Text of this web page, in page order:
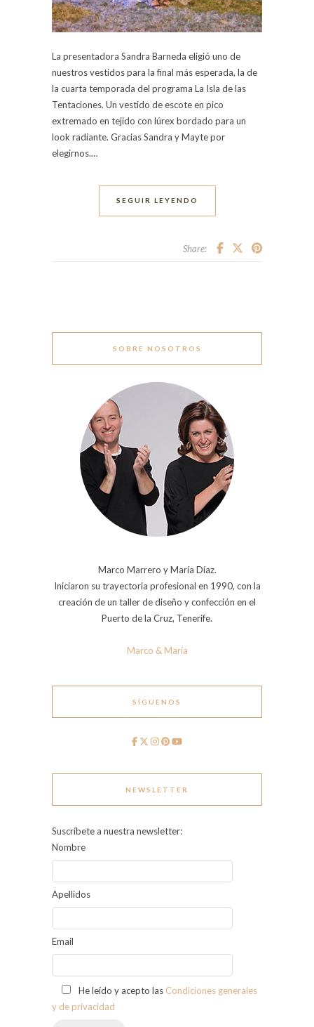
La presentadora Sandra Barneda eligió uno de
nuestros vestidos para la final más esperada, la de
la cuarta temporada del programa La Isla de las
Tentaciones. Un vestido de escote en pico
extremado en tejido con lúrex bordado para un
look radiante. Gracias Sandra y Mayte por
elegirnos.…
SEGUIR LEYENDO
Share:
SOBRE NOSOTROS
Marco Marrero y María Díaz.
Iniciaron su trayectoria profesional en 1990, con la
creación de un taller de diseño y confección en el
Puerto de la Cruz, Tenerife.
Marco & María
SÍGUENOS
NEWSLETTER
Suscríbete a nuestra newsletter:
Nombre
Apellidos
Email
He leído y acepto las Condiciones generales
y de privacidad